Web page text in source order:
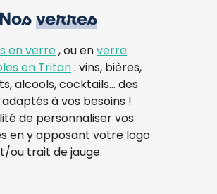
Nos verres
en verre , ou en verre
en Tritan : vins, bières,
alcools, cocktails… des
à vos besoins !
de personnaliser vos
en y apposant votre logo
ou trait de jauge.